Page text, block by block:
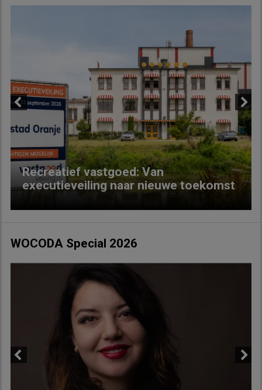
Recreatief vastgoed: Van
executieveiling naar nieuwe toekomst
Next
WOCODA Special 2026